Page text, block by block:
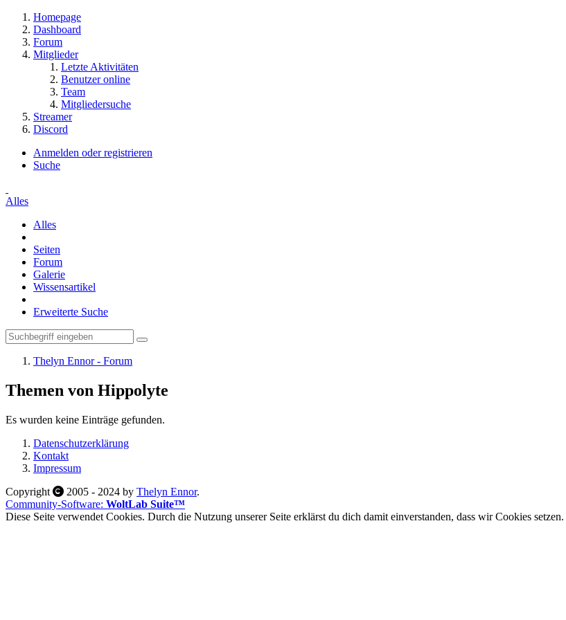
Homepage
Dashboard
Forum
Mitglieder
Letzte Aktivitäten
Benutzer online
Team
Mitgliedersuche
Streamer
Discord
Anmelden oder registrieren
Suche
Alles
Alles
Seiten
Forum
Galerie
Wissensartikel
Erweiterte Suche
Thelyn Ennor - Forum
Themen von Hippolyte
Es wurden keine Einträge gefunden.
Datenschutzerklärung
Kontakt
Impressum
Copyright
2005 - 2024 by Thelyn Ennor.
Community-Software: WoltLab Suite™
Diese Seite verwendet Cookies. Durch die Nutzung unserer Seite erklärst du dich damit einverstanden, dass wir Cookies setzen.